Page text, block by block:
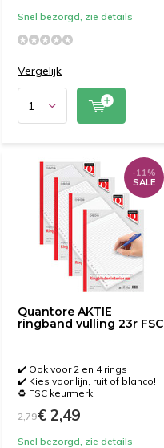
Snel bezorgd, zie details
Vergelijk
Quantore AKTIE
ringband vulling 23r FSC
-11%
SALE
✔️ Ook voor 2 en 4 rings
✔️ Kies voor lijn, ruit of blanco!
♻️ FSC keurmerk
2,79€ 2,49
Snel bezorgd, zie details